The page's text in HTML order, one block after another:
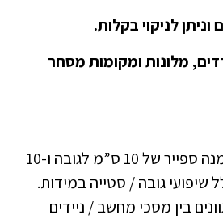
לניקוי בקלות.
מלונות ומקומות מסחר
יש להוסיף בהזמנה ספייר של 10 ס”מ לגובה ו-10
שיפועי גובה / סטייה במידות.
בין מסכי מחשב / ניידים